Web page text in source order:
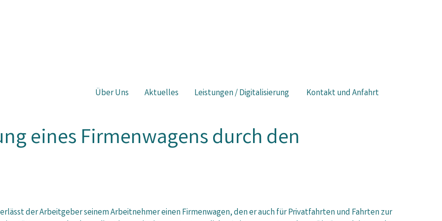
Über Uns Aktuelles Leistungen / Digitalisierung Kontakt und Anfahrt
eines Firmenwagens durch den
der Arbeitgeber seinem Arbeitnehmer einen Firmenwagen, den er auch für Privatfahrten und Fahrten zur